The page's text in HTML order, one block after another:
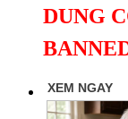
DUNG